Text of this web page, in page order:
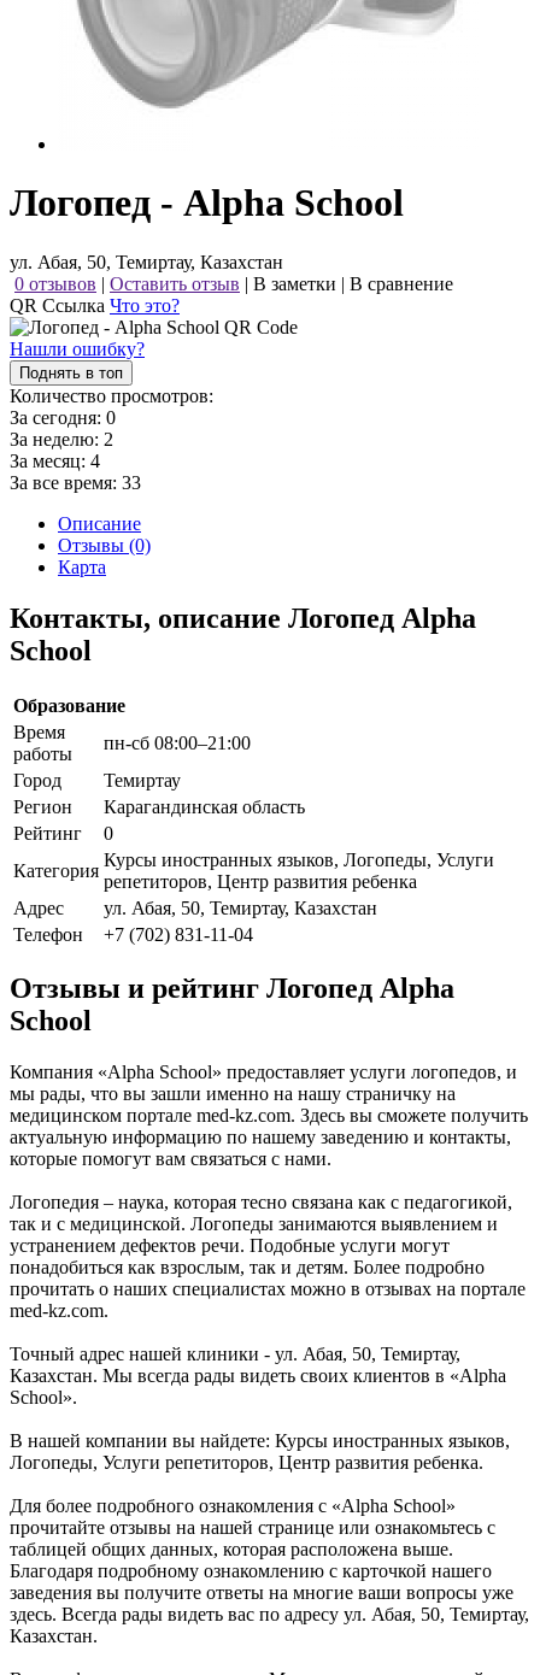
Логопед - Alpha School
ул. Абая, 50, Темиртау, Казахстан
0 отзывов | Оставить отзыв | В заметки | В сравнение
QR Ссылка Что это?
Нашли ошибку?
Поднять в топ
Количество просмотров:
За сегодня: 0
За неделю: 2
За месяц: 4
За все время: 33
Описание
Отзывы (0)
Карта
Контакты, описание Логопед Alpha
School
Образование
Время
работы
пн-сб 08:00–21:00
Город
Темиртау
Регион
Карагандинская область
Рейтинг
0
Категория
Курсы иностранных языков, Логопеды, Услуги
репетиторов, Центр развития ребенка
Адрес
ул. Абая, 50, Темиртау, Казахстан
Телефон
+7 (702) 831-11-04
Отзывы и рейтинг Логопед Alpha
School
Компания «Alpha School» предоставляет услуги логопедов, и
мы рады, что вы зашли именно на нашу страничку на
медицинском портале med-kz.com. Здесь вы сможете получить
актуальную информацию по нашему заведению и контакты,
которые помогут вам связаться с нами.
Логопедия – наука, которая тесно связана как с педагогикой,
так и с медицинской. Логопеды занимаются выявлением и
устранением дефектов речи. Подобные услуги могут
понадобиться как взрослым, так и детям. Более подробно
прочитать о наших специалистах можно в отзывах на портале
med-kz.com.
Точный адрес нашей клиники - ул. Абая, 50, Темиртау,
Казахстан. Мы всегда рады видеть своих клиентов в «Alpha
School».
В нашей компании вы найдете: Курсы иностранных языков,
Логопеды, Услуги репетиторов, Центр развития ребенка.
Для более подробного ознакомления с «Alpha School»
прочитайте отзывы на нашей странице или ознакомьтесь с
таблицей общих данных, которая расположена выше.
Благодаря подробному ознакомлению с карточкой нашего
заведения вы получите ответы на многие ваши вопросы уже
здесь. Всегда рады видеть вас по адресу ул. Абая, 50, Темиртау,
Казахстан.